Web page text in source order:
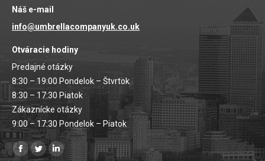
Náš e-mail
info@umbrellacompanyuk.co.uk
Otváracie hodiny
Predajné otázky
8:30 – 19:00 Pondelok – Štvrtok
8:30 – 17:30 Piatok
Zákaznícke otázky
9:00 – 17:30 Pondelok – Piatok
Nájdete nás na:
Facebooková
StránkaStránka